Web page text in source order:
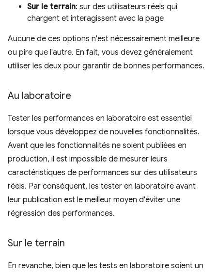
Sur le terrain: sur des utilisateurs réels qui
chargent et interagissent avec la page
Aucune de ces options n'est nécessairement meilleure
ou pire que l'autre. En fait, vous devez généralement
utiliser les deux pour garantir de bonnes performances.
Au laboratoire
Tester les performances en laboratoire est essentiel
lorsque vous développez de nouvelles fonctionnalités.
Avant que les fonctionnalités ne soient publiées en
production, il est impossible de mesurer leurs
caractéristiques de performances sur des utilisateurs
réels. Par conséquent, les tester en laboratoire avant
leur publication est le meilleur moyen d'éviter une
régression des performances.
Sur le terrain
En revanche, bien que les tests en laboratoire soient un